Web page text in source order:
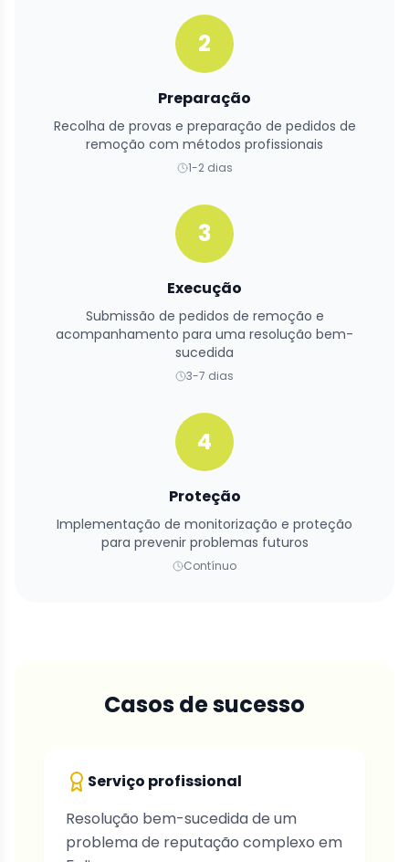
2
Preparação
Recolha de provas e preparação de pedidos de
remoção com métodos profissionais
1-2 dias
3
Execução
Submissão de pedidos de remoção e
acompanhamento para uma resolução bem-
sucedida
3-7 dias
4
Proteção
Implementação de monitorização e proteção
para prevenir problemas futuros
Contínuo
Casos de sucesso
Serviço profissional
Resolução bem-sucedida de um
problema de reputação complexo em